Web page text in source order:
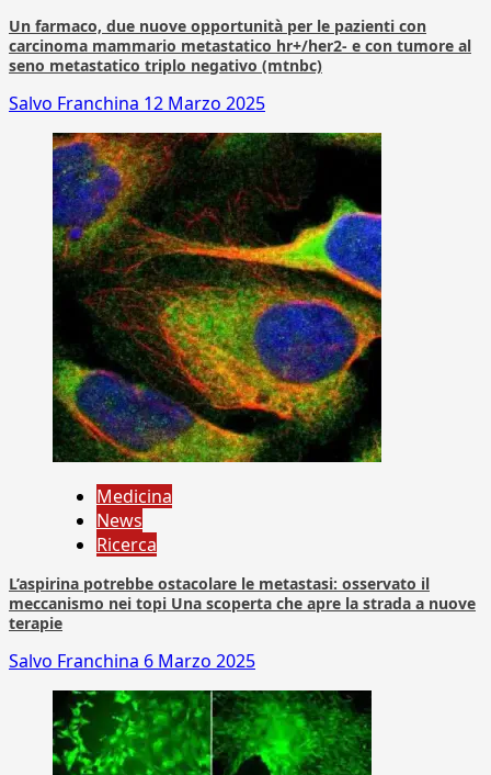
Un farmaco, due nuove opportunità per le pazienti con
carcinoma mammario metastatico hr+/her2- e con tumore al
seno metastatico triplo negativo (mtnbc)
Salvo Franchina 12 Marzo 2025
Medicina
News
Ricerca
L’aspirina potrebbe ostacolare le metastasi: osservato il
meccanismo nei topi Una scoperta che apre la strada a nuove
terapie
Salvo Franchina 6 Marzo 2025